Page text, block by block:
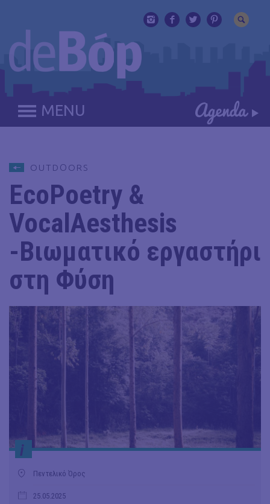
MENU
OUTDΟORS
EcoPoetry &
VocalAesthesis
-Βιωματικό εργαστήρι
στη Φύση
i
Πεντελικό Όρος
25.05.2025